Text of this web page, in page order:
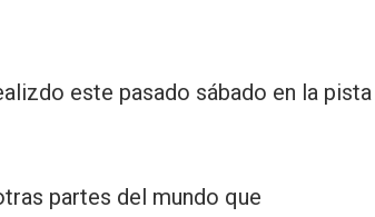
este pasado sábado en la pista
partes del mundo que